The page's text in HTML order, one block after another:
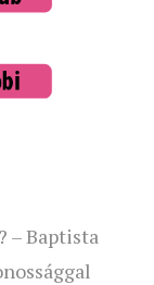
– Baptista